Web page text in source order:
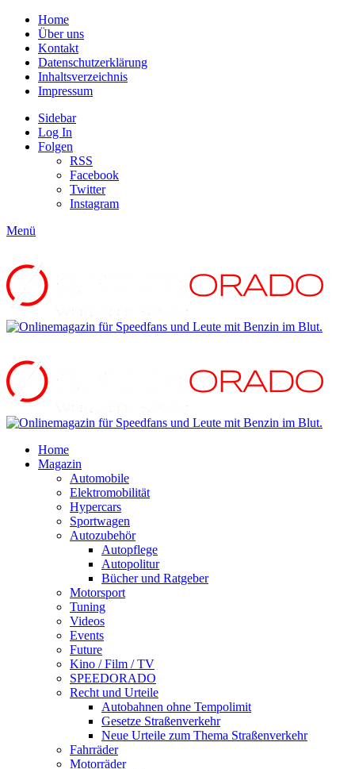
Home
Über uns
Kontakt
Datenschutzerklärung
Inhaltsverzeichnis
Impressum
Sidebar
Log In
Folgen
RSS
Facebook
Twitter
Instagram
Menü
Home
Magazin
Automobile
Elektromobilität
Hypercars
Sportwagen
Autozubehör
Autopflege
Autopolitur
Bücher und Ratgeber
Motorsport
Tuning
Videos
Events
Future
Kino / Film / TV
SPEEDORADO
Recht und Urteile
Autobahnen ohne Tempolimit
Gesetze Straßenverkehr
Neue Urteile zum Thema Straßenverkehr
Fahrräder
Motorräder